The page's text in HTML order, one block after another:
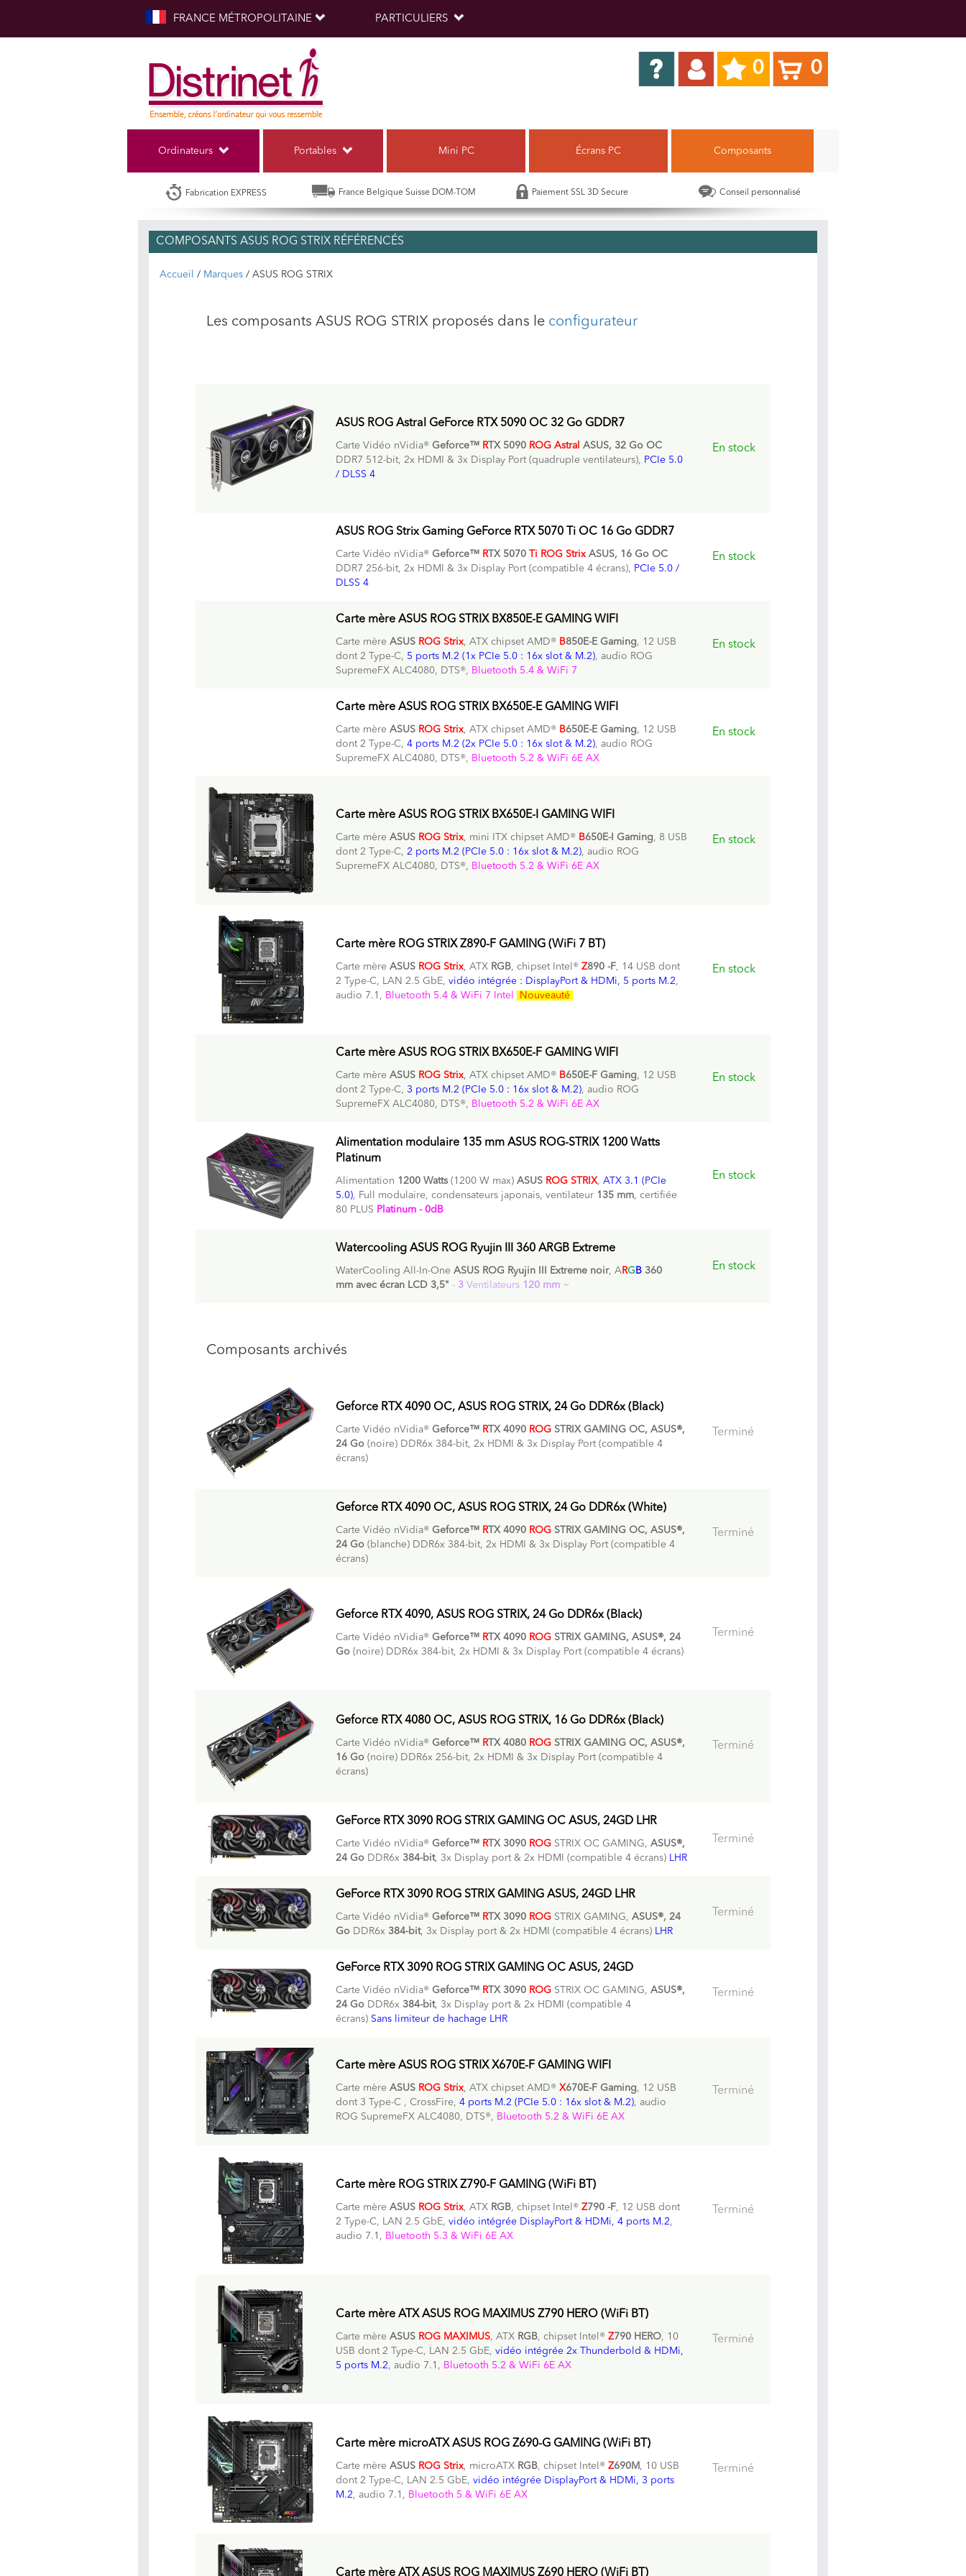
FRANCE MÉTROPOLITAINE PARTICULIERS
0 0
Ordinateurs Portables Mini PC Écrans PC Composants
Fabrication EXPRESS France Belgique Suisse DOM-TOM Paiement SSL 3D Secure Conseil personnalisé
COMPOSANTS ASUS ROG STRIX RÉFÉRENCÉS
Accueil / Marques / ASUS ROG STRIX
Les composants ASUS ROG STRIX proposés dans le configurateur
ASUS ROG Astral GeForce RTX 5090 OC 32 Go GDDR7
Carte Vidéo nVidia® Geforce™ RTX 5090 ROG Astral ASUS, 32 Go OC
DDR7 512-bit, 2x HDMI & 3x Display Port (quadruple ventilateurs), PCIe 5.0
/ DLSS 4
En stock
ASUS ROG Strix Gaming GeForce RTX 5070 Ti OC 16 Go GDDR7
Carte Vidéo nVidia® Geforce™ RTX 5070 Ti ROG StrixASUS, 16 Go OC
DDR7 256-bit, 2x HDMI & 3x Display Port (compatible 4 écrans), PCIe 5.0 /
DLSS 4
En stock
Carte mère ASUS ROG STRIX BX850E-E GAMING WIFI
Carte mère ASUS ROG Strix, ATX chipset AMD® B850E-E Gaming, 12 USB
dont 2 Type-C, 5 ports M.2 (1x PCIe 5.0 : 16x slot & M.2), audio ROG
SupremeFX ALC4080, DTS®, Bluetooth 5.4 & WiFi 7
En stock
Carte mère ASUS ROG STRIX BX650E-E GAMING WIFI
Carte mère ASUS ROG Strix, ATX chipset AMD® B650E-E Gaming, 12 USB
dont 2 Type-C, 4 ports M.2 (2x PCIe 5.0 : 16x slot & M.2), audio ROG
SupremeFX ALC4080, DTS®, Bluetooth 5.2 & WiFi 6E AX
En stock
Carte mère ASUS ROG STRIX BX650E-I GAMING WIFI
Carte mère ASUS ROG Strix, mini ITX chipset AMD® B650E-I Gaming, 8 USB
dont 2 Type-C, 2 ports M.2 (PCIe 5.0 : 16x slot & M.2), audio ROG
SupremeFX ALC4080, DTS®, Bluetooth 5.2 & WiFi 6E AX
En stock
Carte mère ROG STRIX Z890-F GAMING (WiFi 7 BT)
Carte mère ASUS ROG Strix, ATX RGB, chipset Intel® Z890 -F, 14 USB dont
2 Type-C, LAN 2.5 GbE, vidéo intégrée : DisplayPort & HDMi, 5 ports M.2,
audio 7.1, Bluetooth 5.4 & WiFi 7 Intel Nouveauté
En stock
Carte mère ASUS ROG STRIX BX650E-F GAMING WIFI
Carte mère ASUS ROG Strix, ATX chipset AMD® B650E-F Gaming, 12 USB
dont 2 Type-C, 3 ports M.2 (PCIe 5.0 : 16x slot & M.2), audio ROG
SupremeFX ALC4080, DTS®, Bluetooth 5.2 & WiFi 6E AX
En stock
Alimentation modulaire 135 mm ASUS ROG-STRIX 1200 Watts
Platinum
Alimentation 1200 Watts (1200 W max) ASUS ROG STRIX, ATX 3.1 (PCIe
5.0), Full modulaire, condensateurs japonais, ventilateur 135 mm, certifiée
80 PLUS Platinum - 0dB
En stock
Watercooling ASUS ROG Ryujin III 360 ARGB Extreme
WaterCooling All-In-One ASUS ROG Ryujin III Extreme noir, ARGB 360
mm avec écran LCD 3,5" - 3 Ventilateurs 120 mm ~
En stock
Composants archivés
Geforce RTX 4090 OC, ASUS ROG STRIX, 24 Go DDR6x (Black)
Carte Vidéo nVidia® Geforce™ RTX 4090 ROG STRIX GAMING OC, ASUS®,
24 Go (noire) DDR6x 384-bit, 2x HDMI & 3x Display Port (compatible 4
écrans)
Terminé
Geforce RTX 4090 OC, ASUS ROG STRIX, 24 Go DDR6x (White)
Carte Vidéo nVidia® Geforce™ RTX 4090 ROG STRIX GAMING OC, ASUS®,
24 Go (blanche) DDR6x 384-bit, 2x HDMI & 3x Display Port (compatible 4
écrans)
Terminé
Geforce RTX 4090, ASUS ROG STRIX, 24 Go DDR6x (Black)
Carte Vidéo nVidia® Geforce™ RTX 4090 ROG STRIX GAMING, ASUS®, 24
Go (noire) DDR6x 384-bit, 2x HDMI & 3x Display Port (compatible 4 écrans)
Terminé
Geforce RTX 4080 OC, ASUS ROG STRIX, 16 Go DDR6x (Black)
Carte Vidéo nVidia® Geforce™ RTX 4080 ROG STRIX GAMING OC, ASUS®,
16 Go (noire) DDR6x 256-bit, 2x HDMI & 3x Display Port (compatible 4
écrans)
Terminé
GeForce RTX 3090 ROG STRIX GAMING OC ASUS, 24GD LHR
Carte Vidéo nVidia® Geforce™ RTX 3090 ROG STRIX OC GAMING, ASUS®,
24 Go DDR6x 384-bit, 3x Display port & 2x HDMI (compatible 4 écrans) LHR
Terminé
GeForce RTX 3090 ROG STRIX GAMING ASUS, 24GD LHR
Carte Vidéo nVidia® Geforce™ RTX 3090 ROG STRIX GAMING, ASUS®, 24
Go DDR6x 384-bit, 3x Display port & 2x HDMI (compatible 4 écrans) LHR
Terminé
GeForce RTX 3090 ROG STRIX GAMING OC ASUS, 24GD
Carte Vidéo nVidia® Geforce™ RTX 3090 ROG STRIX OC GAMING, ASUS®,
24 Go DDR6x 384-bit, 3x Display port & 2x HDMI (compatible 4
écrans) Sans limiteur de hachage LHR
Terminé
Carte mère ASUS ROG STRIX X670E-F GAMING WIFI
Carte mère ASUS ROG Strix, ATX chipset AMD® X670E-F Gaming, 12 USB
dont 3 Type-C , CrossFire, 4 ports M.2 (PCIe 5.0 : 16x slot & M.2), audio
ROG SupremeFX ALC4080, DTS®, Bluetooth 5.2 & WiFi 6E AX
Terminé
Carte mère ROG STRIX Z790-F GAMING (WiFi BT)
Carte mère ASUS ROG Strix, ATX RGB, chipset Intel® Z790 -F, 12 USB dont
2 Type-C, LAN 2.5 GbE, vidéo intégrée DisplayPort & HDMi, 4 ports M.2,
audio 7.1, Bluetooth 5.3 & WiFi 6E AX
Terminé
Carte mère ATX ASUS ROG MAXIMUS Z790 HERO (WiFi BT)
Carte mère ASUS ROG MAXIMUS, ATX RGB, chipset Intel® Z790 HERO, 10
USB dont 2 Type-C, LAN 2.5 GbE, vidéo intégrée 2x Thunderbold & HDMi,
5 ports M.2, audio 7.1, Bluetooth 5.2 & WiFi 6E AX
Terminé
Carte mère microATX ASUS ROG Z690-G GAMING (WiFi BT)
Carte mère ASUS ROG Strix, microATX RGB, chipset Intel® Z690M, 10 USB
dont 2 Type-C, LAN 2.5 GbE, vidéo intégrée DisplayPort & HDMi, 3 ports
M.2, audio 7.1, Bluetooth 5 & WiFi 6E AX
Terminé
Carte mère ATX ASUS ROG MAXIMUS Z690 HERO (WiFi BT)